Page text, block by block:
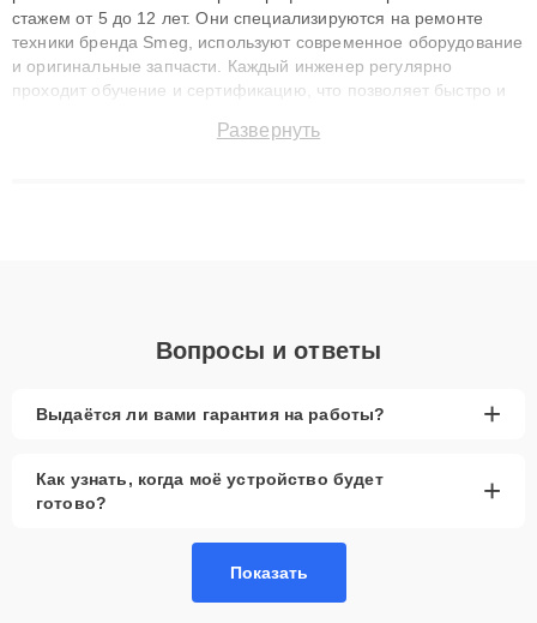
стажем от 5 до 12 лет. Они специализируются на ремонте
техники бренда Smeg, используют современное оборудование
и оригинальные запчасти. Каждый инженер регулярно
проходит обучение и сертификацию, что позволяет быстро и
сохранением гарантии до 3 лет. Наши мастера решают
Развернуть
Вопросы и ответы
Выдаётся ли вами гарантия на работы? +
Как узнать, когда моё устройство будет
готово?
+
Показать